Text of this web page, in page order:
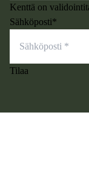
Kenttä on
Sähköposti*
Tilaa